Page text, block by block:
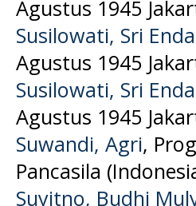
Agustus 1945
Susilowati, Sri
Agustus 1945
Susilowati, Sri
Agustus 1945
Suwandi, Agri,
Pancasila
Suyitno, Budhi